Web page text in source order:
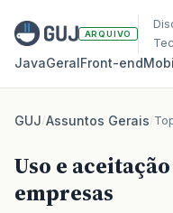
ARQUIVO
JavaGeralFront‑end
GUJ/Assuntos Gerais/
Uso e
empresas